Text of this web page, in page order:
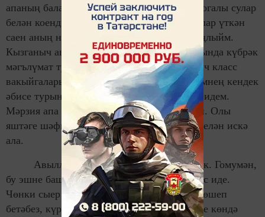
апаның баланы үзе белгән генә шифалы, догалы сулар
белән коендыруы күз алдына килә иде. Еллар үткән
саен аның нинди зур батырлык эшләвен аңлыйм.
Кызганыч авылыбызның кендек әбисе турында күбрәк
мәгълүмат туплап калмаганмын. Башлангыч класс
вакыйгаларыннан соң, мин гел әнидән үземнең кендек
әбисе турында сорашып башын әйләндерә идем.
Мәрзия апа турында әни бик яратып сөйли. Олы
яштәге шәфкать туташын гел изге сүзләр белән искә
ала.
Авылларда инде кендек әбиләредә юк. Гомумән,
бу эшне башкарырдай кешедә табып булмас иде.
Чөнки сыер бозаулаган вакыттада хафага төшеп
бетәбез, күрше - тирәне чакырабыз. Бүгенге көндә